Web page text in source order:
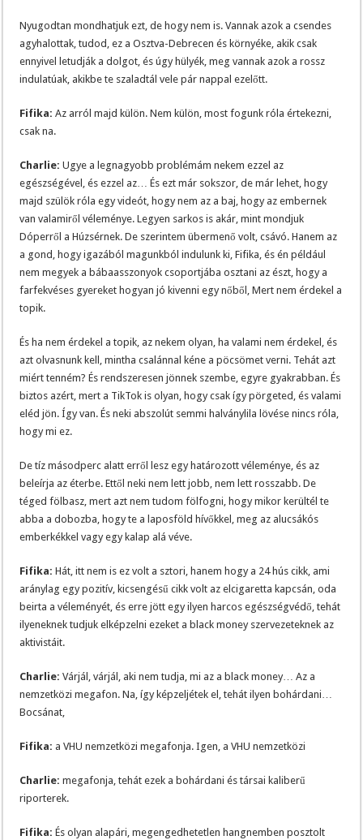
Nyugodtan mondhatjuk ezt, de hogy nem is. Vannak azok a csendes
agyhalottak, tudod, ez a Osztva-Debrecen és környéke, akik csak
ennyivel letudják a dolgot, és úgy hülyék, meg vannak azok a rossz
indulatúak, akikbe te szaladtál vele pár nappal ezelőtt.
Fifika: Az arról majd külön. Nem külön, most fogunk róla értekezni,
csak na.
Charlie: Ugye a legnagyobb problémám nekem ezzel az
egészségével, és ezzel az… És ezt már sokszor, de már lehet, hogy
majd szülök róla egy videót, hogy nem az a baj, hogy az embernek
van valamiről véleménye. Legyen sarkos is akár, mint mondjuk
Dóperről a Húzsérnek. De szerintem übermenő volt, csávó. Hanem az
a gond, hogy igazából magunkból indulunk ki, Fifika, és én például
nem megyek a bábaasszonyok csoportjába osztani az észt, hogy a
farfekvéses gyereket hogyan jó kivenni egy nőből, Mert nem érdekel a
topik.
És ha nem érdekel a topik, az nekem olyan, ha valami nem érdekel, és
azt olvasnunk kell, mintha csalánnal kéne a pöcsömet verni. Tehát azt
miért tenném? És rendszeresen jönnek szembe, egyre gyakrabban. És
biztos azért, mert a TikTok is olyan, hogy csak így pörgeted, és valami
eléd jön. Így van. És neki abszolút semmi halványlila lövése nincs róla,
hogy mi ez.
De tíz másodperc alatt erről lesz egy határozott véleménye, és az
beleírja az éterbe. Ettől neki nem lett jobb, nem lett rosszabb. De
téged fölbasz, mert azt nem tudom fölfogni, hogy mikor kerültél te
abba a dobozba, hogy te a laposföld hívőkkel, meg az alucsákós
emberkékkel vagy egy kalap alá véve.
Fifika: Hát, itt nem is ez volt a sztori, hanem hogy a 24 hús cikk, ami
aránylag egy pozitív, kicsengésű cikk volt az elcigaretta kapcsán, oda
beirta a véleményét, és erre jött egy ilyen harcos egészségvédő, tehát
ilyeneknek tudjuk elképzelni ezeket a black money szervezeteknek az
aktivistáit.
Charlie: Várjál, várjál, aki nem tudja, mi az a black money… Az a
nemzetközi megafon. Na, így képzeljétek el, tehát ilyen bohárdani…
Bocsánat,
Fifika: a VHU nemzetközi megafonja. Igen, a VHU nemzetközi
Charlie: megafonja, tehát ezek a bohárdani és társai kaliberű
riporterek.
Fifika: És olyan alapári, megengedhetetlen hangnemben posztolt